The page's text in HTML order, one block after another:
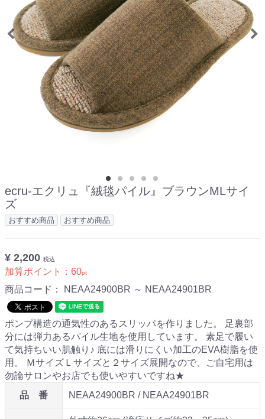
ecru-エクリュ『絨毯パイル』ブラウンMLサイ
ズ
おすすめ商品 おすすめ商品
¥ 2,200 税込
加算ポイント： 60pt
商品コード： NEAA24900BR ～ NEAA24901BR
ポンプ構造の通気性のあるスリッパを作りました。 足裏部
分には弾力あるパイル生地を使用しています。 素足で履い
て気持ちいい肌触り♪ 底には滑りにくい加工のEVA樹脂を使
用。 ＭサイズＬサイズと２サイズ展開なので、ご自宅用は
勿論サロンやお店でも使いやすいですね★
品 番
NEAA24900BR / NEAA24901BR